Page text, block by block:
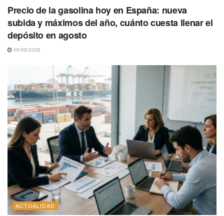
Precio de la gasolina hoy en España: nueva
subida y máximos del año, cuánto cuesta llenar el
depósito en agosto
06/08/2026
ACTUALIDAD